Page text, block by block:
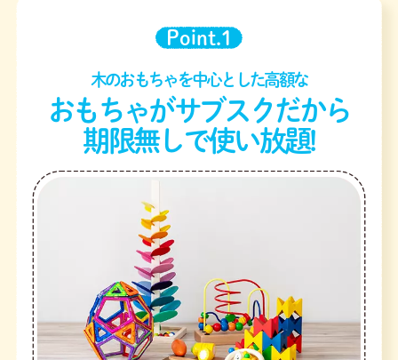
Point.1
木のおもちゃを中心とした高額な
おもちゃがサブスクだから
期限無しで使い放題!